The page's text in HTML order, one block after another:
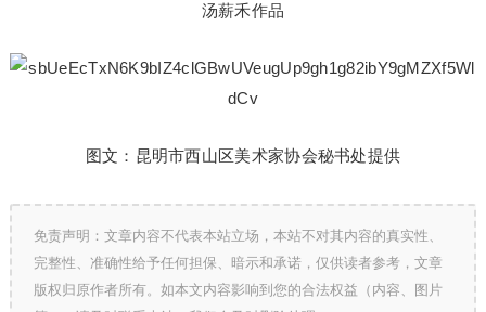
汤薪禾作品
图文：昆明市西山区美术家协会秘书处提供
免责声明：文章内容不代表本站立场，本站不对其内容的真实性、
完整性、准确性给予任何担保、暗示和承诺，仅供读者参考，文章
版权归原作者所有。如本文内容影响到您的合法权益（内容、图片